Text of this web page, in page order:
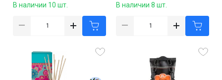
В наличии 10 шт. В наличии 8 шт.